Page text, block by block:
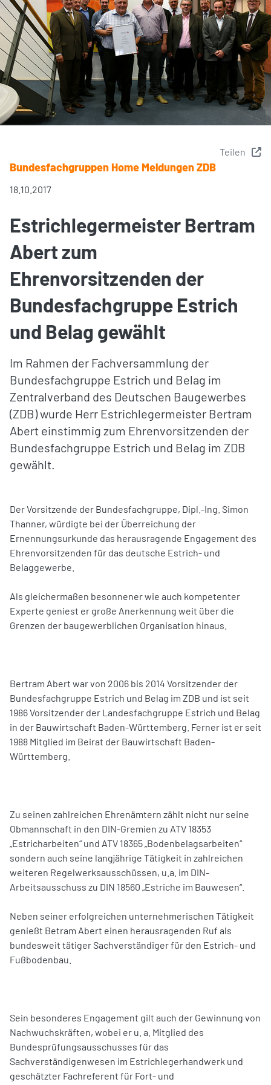
Teilen
Bundesfachgruppen Home Meldungen ZDB
18.10.2017
Estrichlegermeister Bertram
Abert zum
Ehrenvorsitzenden der
Bundesfachgruppe Estrich
und Belag gewählt
Im Rahmen der Fachversammlung der
Bundesfachgruppe Estrich und Belag im
Zentralverband des Deutschen Baugewerbes
(ZDB) wurde Herr Estrichlegermeister Bertram
Abert einstimmig zum Ehrenvorsitzenden der
Bundesfachgruppe Estrich und Belag im ZDB
gewählt.
Der Vorsitzende der Bundesfachgruppe, Dipl.-Ing. Simon
Thanner, würdigte bei der Überreichung der
Ernennungsurkunde das herausragende Engagement des
Ehrenvorsitzenden für das deutsche Estrich- und
Belaggewerbe.
Als gleichermaßen besonnener wie auch kompetenter
Experte geniest er große Anerkennung weit über die
Grenzen der baugewerblichen Organisation hinaus.
Bertram Abert war von 2006 bis 2014 Vorsitzender der
Bundesfachgruppe Estrich und Belag im ZDB und ist seit
1986 Vorsitzender der Landesfachgruppe Estrich und Belag
in der Bauwirtschaft Baden-Württemberg. Ferner ist er seit
1988 Mitglied im Beirat der Bauwirtschaft Baden-
Württemberg.
Zu seinen zahlreichen Ehrenämtern zählt nicht nur seine
Obmannschaft in den DIN-Gremien zu ATV 18353
„Estricharbeiten“ und ATV 18365 „Bodenbelagsarbeiten“
sondern auch seine langjährige Tätigkeit in zahlreichen
weiteren Regelwerksausschüssen, u.a. im DIN-
Arbeitsausschuss zu DIN 18560 „Estriche im Bauwesen“.
Neben seiner erfolgreichen unternehmerischen Tätigkeit
genießt Betram Abert einen herausragenden Ruf als
bundesweit tätiger Sachverständiger für den Estrich- und
Fußbodenbau.
Sein besonderes Engagement gilt auch der Gewinnung von
Nachwuchskräften, wobei er u. a. Mitglied des
Bundesprüfungsausschusses für das
Sachverständigenwesen im Estrichlegerhandwerk und
geschätzter Fachreferent für Fort- und